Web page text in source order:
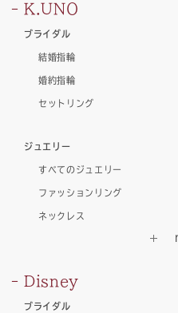
K.UNO
ブライダル
結婚指輪
婚約指輪
セットリング
ジュエリー
すべてのジュエリー
ファッションリング
ネックレス
Disney
ブライダル